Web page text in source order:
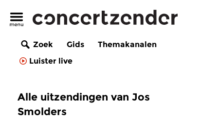
Zoek Gids
Themakanalen
Luister live
Alle uitzendingen van Jos
Smolders